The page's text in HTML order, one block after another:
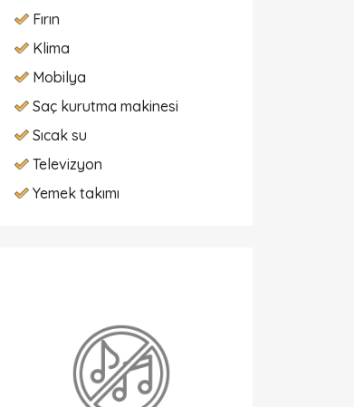
Fırın
Klima
Mobilya
Saç kurutma makinesi
Sıcak su
Televizyon
Yemek takımı